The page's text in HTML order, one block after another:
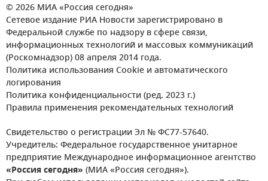
© 2026 МИА «Россия сегодня»
Сетевое издание РИА Новости зарегистрировано в
Федеральной службе по надзору в сфере связи,
информационных технологий и массовых коммуникаций
(Роскомнадзор) 08 апреля 2014 года.
Политика использования Cookie и автоматического
логирования
Политика конфиденциальности (ред. 2023 г.)
Правила применения рекомендательных технологий
Свидетельство о регистрации Эл № ФС77-57640.
Учредитель: Федеральное государственное унитарное
предприятие Международное информационное агентство
«Россия сегодня» (МИА «Россия сегодня»).